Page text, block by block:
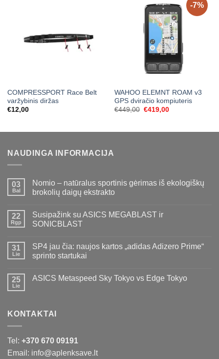
COMPRESSPORT Race Belt
varžybinis diržas
€12,00
-7%
WAHOO ELEMNT ROAM v3
GPS dviračio kompiuteris
€449,00 Original
€419,00Current
NAUDINGA INFORMACIJA
03
Bal
Nomio – natūralus sportinis gėrimas iš ekologiškų
brokolių daigų ekstrakto
22
Rgp
Susipažink su ASICS MEGABLAST ir
SONICBLAST
31
Lie
SP4 jau čia: naujos kartos „adidas Adizero Prime“
sprinto startukai
25
Lie
ASICS Metaspeed Sky Tokyo vs Edge Tokyo
KONTAKTAI
Tel: +370 670 09191
Email: info@aplenksave.lt